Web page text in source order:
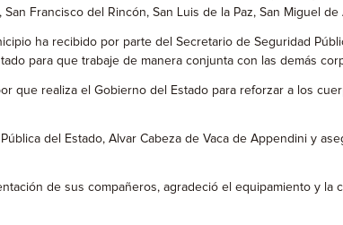
Francisco del Rincón, San Luis de la Paz, San Miguel
ha recibido por parte del Secretario de Seguridad
para que trabaje de manera conjunta con las demás
que realiza el Gobierno del Estado para reforzar a los
del Estado, Alvar Cabeza de Vaca de Appendini y
de sus compañeros, agradeció el equipamiento y la